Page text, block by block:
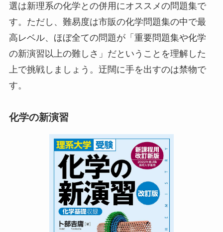
選は新理系の化学との併用にオススメの問題集で
す。ただし、難易度は市販の化学問題集の中で最
高レベル、ほぼ全ての問題が「重要問題集や化学
の新演習以上の難しさ」だということを理解した
上で挑戦しましょう。迂闊に手を出すのは禁物で
す。
化学の新演習